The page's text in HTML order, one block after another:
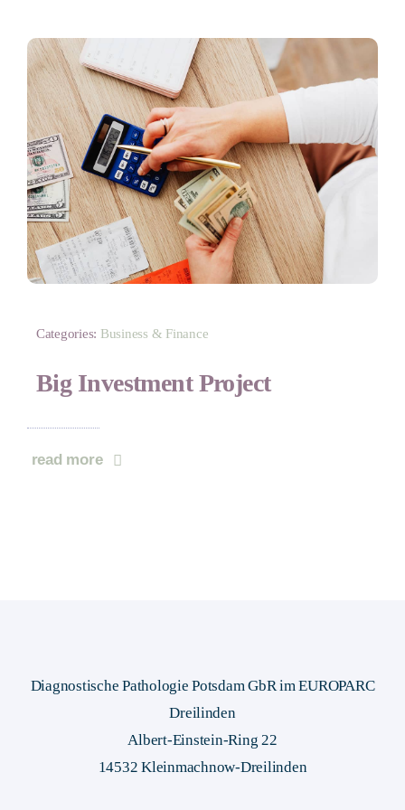
Labor
Kontakt
Categories: Business & Finance
Big Investment Project
read more
Diagnostische Pathologie Potsdam GbR im EUROPARC
Dreilinden
Albert-Einstein-Ring 22
14532 Kleinmachnow-Dreilinden